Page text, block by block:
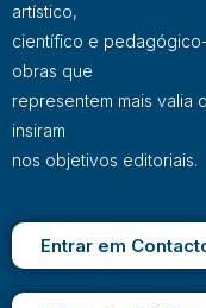
artístico,
científico e
obras que
representem mais valia
insiram
nos objetivos editoriais.
Entrar em